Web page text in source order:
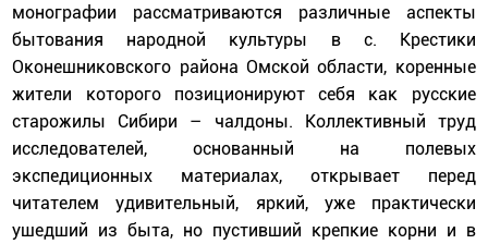
монографии рассматриваются различные аспекты
бытования народной культуры в с. Крестики
Оконешниковского района Омской области, коренные
жители которого позиционируют себя как русские
старожилы Сибири – чалдоны. Коллективный труд
исследователей, основанный на полевых
экспедиционных материалах, открывает перед
читателем удивительный, яркий, уже практически
ушедший из быта, но пустивший крепкие корни и в